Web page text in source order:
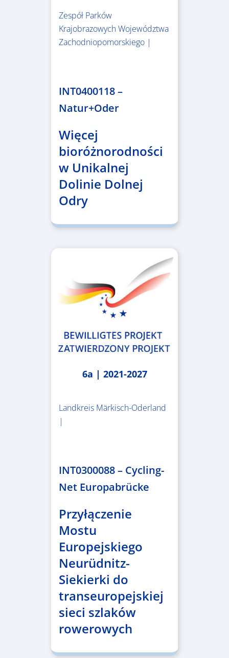
Zespół Parków
Krajobrazowych Województwa
Zachodniopomorskiego |
INT0400118 –
Natur+Oder
Więcej
bioróżnorodności
w Unikalnej
Dolinie Dolnej
Odry
6a | 2021-2027
Landkreis Märkisch-Oderland
|
INT0300088 – Cycling-
Net Europabrücke
Przyłączenie
Mostu
Europejskiego
Neurüdnitz-
Siekierki do
transeuropejskiej
sieci szlaków
rowerowych